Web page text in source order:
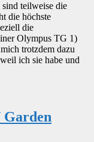
teilweise die
die höchste
die
Olympus TG 1)
trotzdem dazu
ich sie habe und
Garden